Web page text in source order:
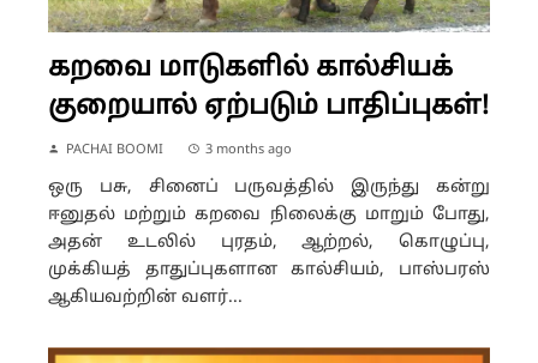
கறவை மாடுகளில் கால்சியக்
குறையால் ஏற்படும் பாதிப்புகள்!
PACHAI BOOMI 3 months ago
ஒரு பசு, சினைப் பருவத்தில் இருந்து கன்று
ஈனுதல் மற்றும் கறவை நிலைக்கு மாறும் போது,
அதன் உடலில் புரதம், ஆற்றல், கொழுப்பு,
முக்கியத் தாதுப்புகளான கால்சியம், பாஸ்பரஸ்
ஆகியவற்றின் வளர்...